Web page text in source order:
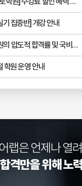
집중반] 개강 안내
엔지니어랩 학원의 압도적 합격률 및 국비지원 과정 안내
학원 운영 안내
랩은언제나 열
격만을위해 노